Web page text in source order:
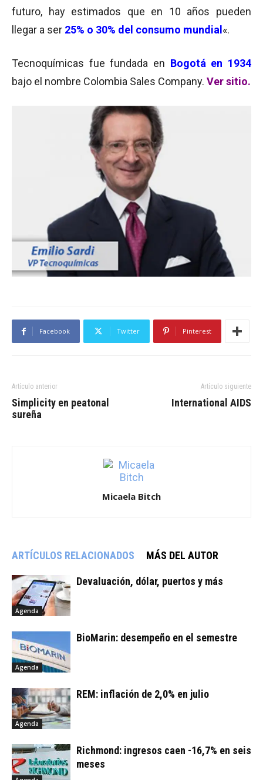
futuro, hay estimados que en 10 años pueden
llegar a ser 25% o 30% del consumo mundial «.
Tecnoquímicas fue fundada en Bogotá en 1934
bajo el nombre Colombia Sales Company. Ver sitio.
Facebook Twitter Pinterest
Artículo anterior
Simplicity en peatonal
sureña
Artículo siguiente
International AIDS
Micaela Bitch
ARTÍCULOS RELACIONADOS MÁS DEL AUTOR
Agenda
Devaluación, dólar, puertos y más
Agenda
BioMarin: desempeño en el semestre
Agenda
REM: inflación de 2,0% en julio
Richmond: ingresos caen -16,7% en seis
meses